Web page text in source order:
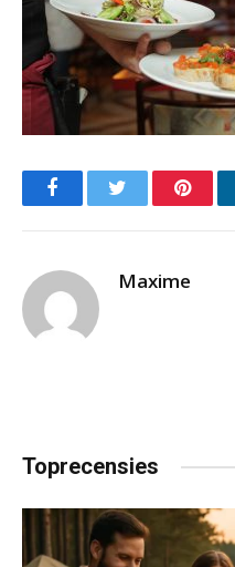
FacebookTwitter
Maxime
Toprecensies